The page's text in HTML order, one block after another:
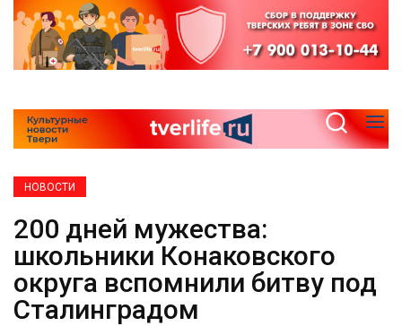
НОВОСТИ
200 дней мужества:
школьники Конаковского
округа вспомнили битву под
Сталинградом